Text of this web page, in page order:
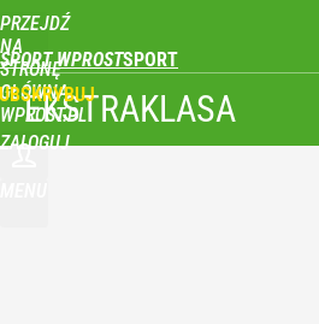
PRZEJDŹ
NA
STRONĘ
GŁÓWNĄ
WPROST.PL
SPORT WPROST
ZALOGUJ
EKSTRAKLASA